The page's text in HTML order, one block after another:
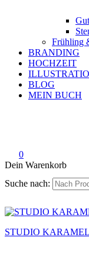
Frühling
BRANDING
HOCHZEIT
BLOG
MEIN BUCH
0
Dein Warenkorb
Suche nach:
STUDIO